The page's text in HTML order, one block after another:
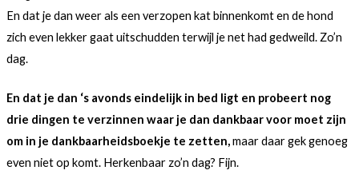
En dat je dan weer als een verzopen kat binnenkomt en de hond
zich even lekker gaat uitschudden terwijl je net had gedweild. Zo’n
dag.
En dat je dan ‘s avonds eindelijk in bed ligt en probeert nog
drie dingen te verzinnen waar je dan dankbaar voor moet zijn
om in je dankbaarheidsboekje te zetten,maar daar gek genoeg
even niet op komt. Herkenbaar zo’n dag? Fijn.